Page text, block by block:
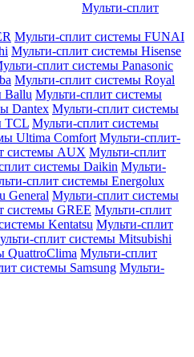
Мульти-сплит
Мульти-сплит системы FUNAI
Мульти-сплит системы Hisense
сплит системы Panasonic
Мульти-сплит системы Royal
Ballu Мульти-сплит системы
Dantex Мульти-сплит системы
TCL Мульти-сплит системы
Ultima Comfort Мульти-сплит-
системы AUX Мульти-сплит
системы Daikin Мульти-
сплит системы Energolux
General Мульти-сплит системы
системы GREE Мульти-сплит
Kentatsu Мульти-сплит
сплит системы Mitsubishi
QuattroClima Мульти-сплит
системы Samsung Мульти-